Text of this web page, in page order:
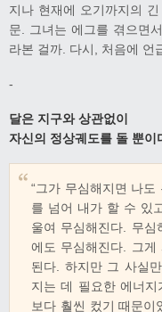
지나 현재에 오기까지의
문. 그녀는 에그를 겪으면
라본 걸까. 다시, 처음에 언
-
달은 지구와 상관없이
자신의 정상궤도를 돌 뿐이
“그가 무심해지면 나
를 넘어 내가 할 수 있
울여 무심해진다. 무
에도 무심해진다. 그게
된다. 하지만 그 사실
지는 데 필요한 에너
보다 훨씬 컸기 때문이